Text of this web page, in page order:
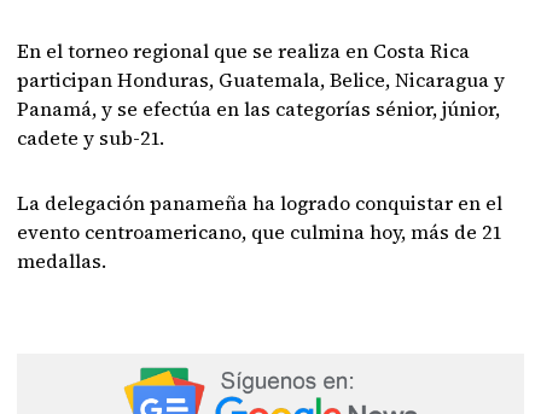
En el torneo regional que se realiza en Costa Rica
participan Honduras, Guatemala, Belice, Nicaragua y
Panamá, y se efectúa en las categorías sénior, júnior,
cadete y sub-21.
La delegación panameña ha logrado conquistar en el
evento centroamericano, que culmina hoy, más de 21
medallas.